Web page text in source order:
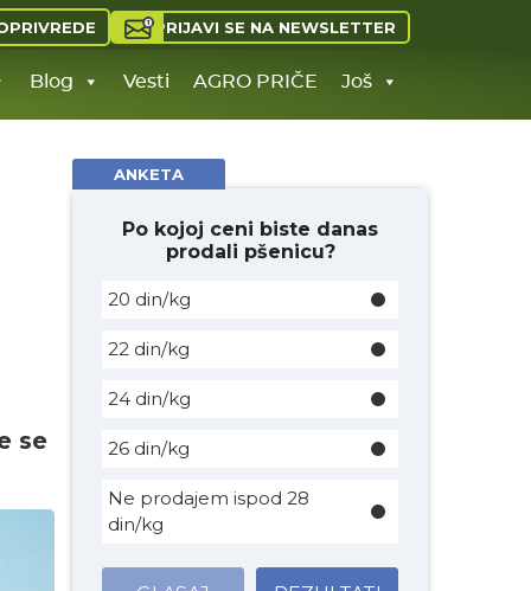
PRIJAVI SE NA NEWSLETTER
Blog Vesti AGRO PRIČE Još
se
ANKETA
Po kojoj ceni biste danas
prodali pšenicu?
20 din/kg
22 din/kg
24 din/kg
26 din/kg
Ne prodajem ispod 28
din/kg